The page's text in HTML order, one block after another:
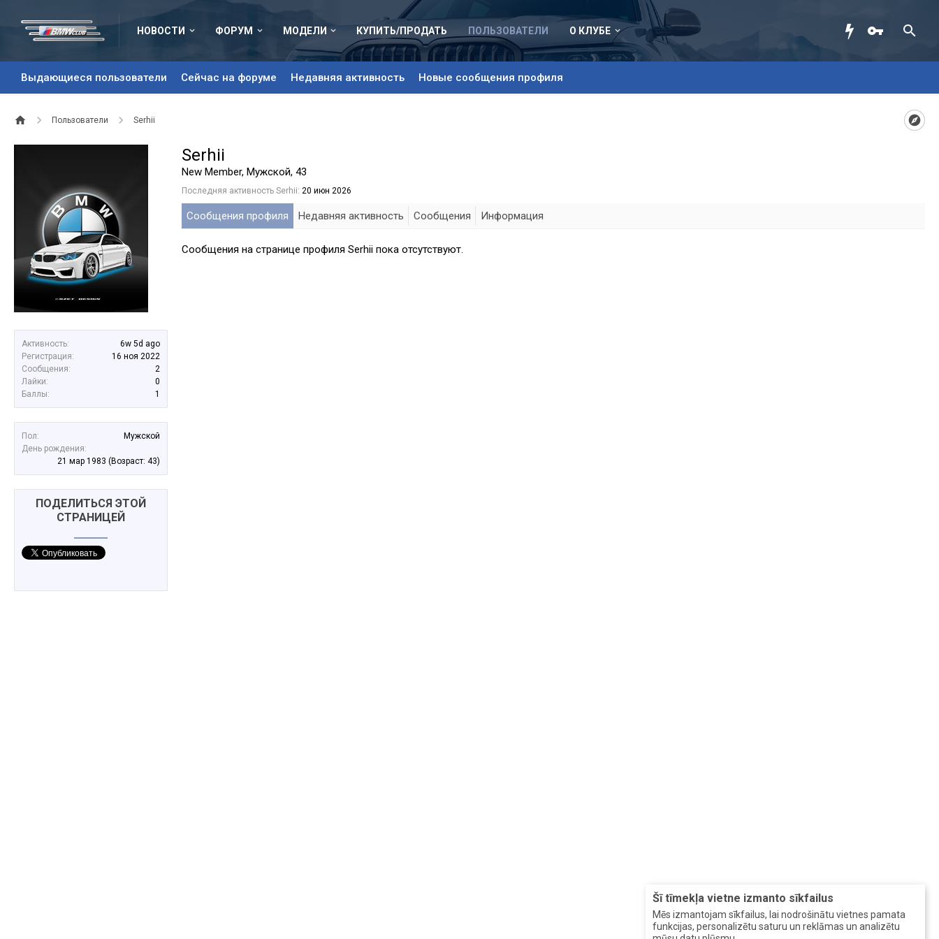
НОВОСТИ ФОРУМ МОДЕЛИ КУПИТЬ/ПРОДАТЬ ПОЛЬЗОВАТЕЛИ
Выдающиеся пользователи Сейчас на форуме Недавняя активность Новые сообщения профиля
О КЛУБЕ
Пользователи Serhii
Šī tīmekļa vietne izmanto sīkfailus
Mēs izmantojam sīkfailus, lai nodrošinātu vietnes pamata
funkcijas, personalizētu saturu un reklāmas un analizētu
Активность:
6w 5d ago
Регистрация:
16 ноя 2022
Сообщения:
2
Лайки:
0
Баллы:
1
Пол:
Мужской
День рождения:
21 мар 1983 (Возраст: 43)
ПОДЕЛИТЬСЯ ЭТОЙ
СТРАНИЦЕЙ
Serhii
New Member, Мужской, 43
Последняя активность Serhii: 20 июн 2026
Сообщения профиля Недавняя активность Сообщения Информация
Сообщения на странице профиля Serhii пока отсутствуют.